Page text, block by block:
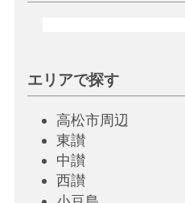
エリアで探す
高松市周辺
東讃
中讃
西讃